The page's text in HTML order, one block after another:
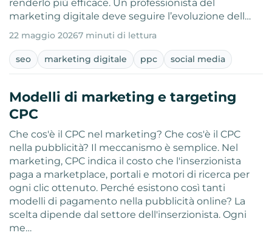
renderlo più efficace. Un professionista del
marketing digitale deve seguire l’evoluzione dell…
22 maggio 20267 minuti di lettura
seo marketing digitale ppc social media
Modelli di marketing e targeting
CPC
Che cos'è il CPC nel marketing? Che cos'è il CPC
nella pubblicità? Il meccanismo è semplice. Nel
marketing, CPC indica il costo che l'inserzionista
paga a marketplace, portali e motori di ricerca per
ogni clic ottenuto. Perché esistono così tanti
modelli di pagamento nella pubblicità online? La
scelta dipende dal settore dell'inserzionista. Ogni
me…